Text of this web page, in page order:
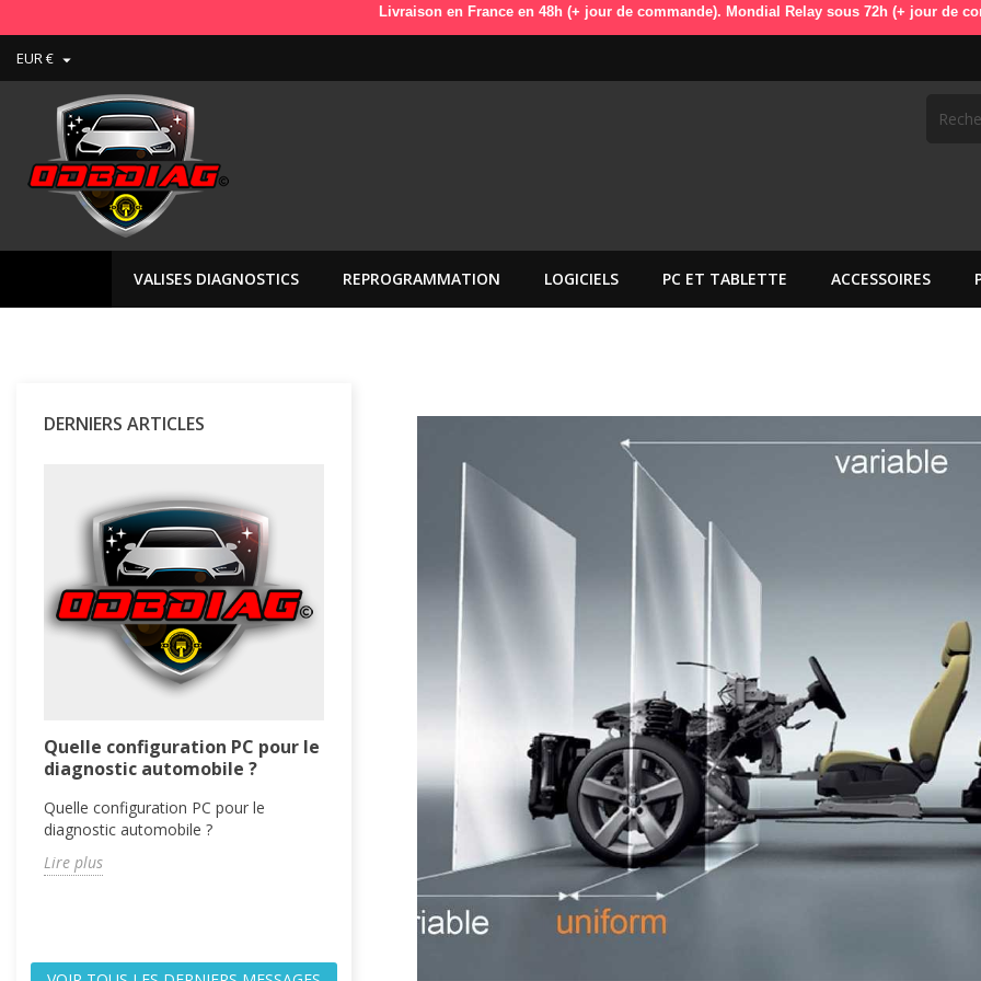
Livraison en France en 48h (+ jour de commande). Mondial Relay sous 72h (+ jour de
EUR € 
VALISES DIAGNOSTICS REPROGRAMMATION LOGICIELS PC ET TABLETTE ACCESSOIRES
DERNIERS ARTICLES
Quelle configuration PC pour le
diagnostic automobile ?
Quelle configuration PC pour le
diagnostic automobile ?
Lire plus
partie des réponses à vos questions
Les bases de la
reprogrammation (direct et
indirecte)
Procédés de modification des données
ECU
Lire plus